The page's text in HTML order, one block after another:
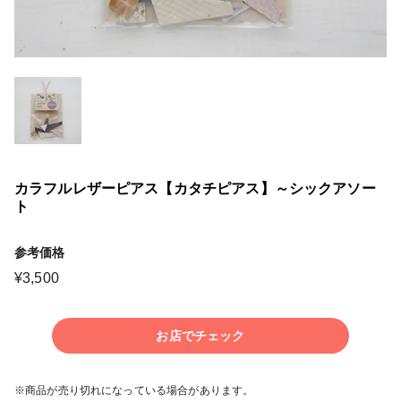
カラフルレザーピアス【カタチピアス】～シックアソー
ト
参考価格
¥3,500
お店でチェック
※商品が売り切れになっている場合があります。